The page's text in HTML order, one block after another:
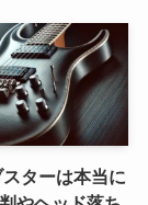
ターは本当に